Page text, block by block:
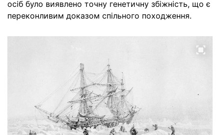
осіб було виявлено точну генетичну збіжність, що є
переконливим доказом спільного походження.